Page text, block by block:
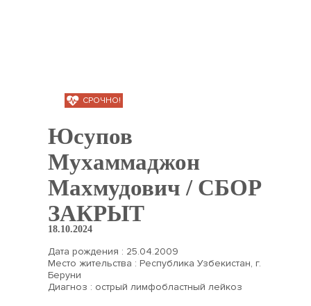
СРОЧНО!
Юсупов
Мухаммаджон
Махмудович / СБОР
ЗАКРЫТ
18.10.2024
Дата рождения : 25.04.2009
Место жительства : Республика Узбекистан, г.
Беруни
Диагноз : острый лимфобластный лейкоз